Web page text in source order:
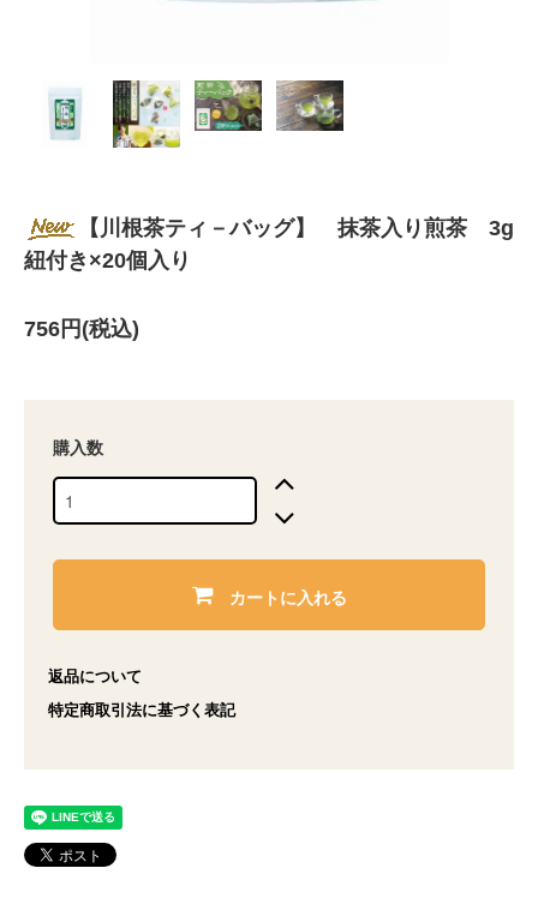
【川根茶ティ－バッグ】 抹茶入り煎茶 3g
紐付き×20個入り
756円(税込)
購入数
カートに入れる
返品について
特定商取引法に基づく表記